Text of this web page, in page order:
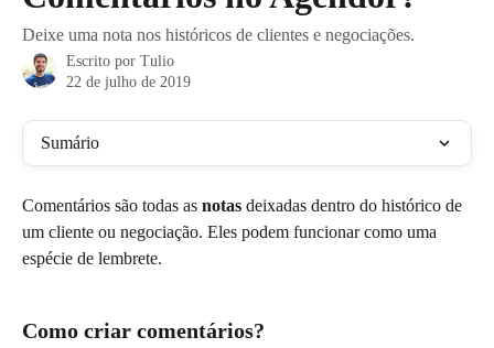
Deixe uma nota nos históricos de clientes e negociações.
Escrito por Tulio
22 de julho de 2019
Sumário
Comentários são todas as notas deixadas dentro do histórico de
um cliente ou negociação. Eles podem funcionar como uma
espécie de lembrete.
Como criar comentários?